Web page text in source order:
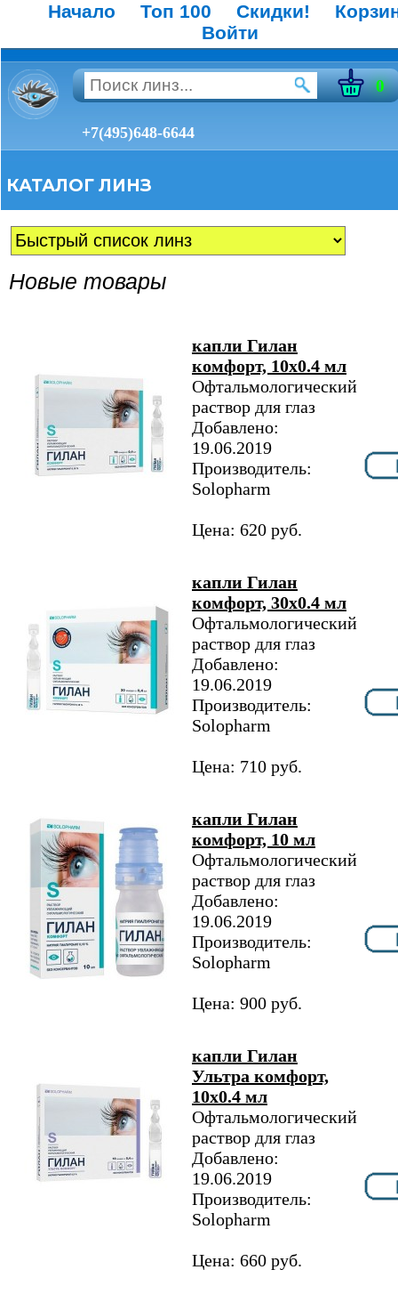
Начало Топ 100 Скидки!
Войти
0
+7(495)648-6644
КАТАЛОГ ЛИНЗ
Новые товары
капли Гилан
комфорт, 10х0.4 мл
Офтальмологический
раствор для глаз
Добавлено:
19.06.2019
Производитель:
Solopharm
Цена: 620 руб.
капли Гилан
комфорт, 30х0.4 мл
Офтальмологический
раствор для глаз
Добавлено:
19.06.2019
Производитель:
Solopharm
Цена: 710 руб.
капли Гилан
комфорт, 10 мл
Офтальмологический
раствор для глаз
Добавлено:
19.06.2019
Производитель:
Solopharm
Цена: 900 руб.
капли Гилан
Ультра комфорт,
10х0.4 мл
Офтальмологический
раствор для глаз
Добавлено:
19.06.2019
Производитель:
Solopharm
Цена: 660 руб.